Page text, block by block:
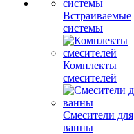
Встраиваемые
системы
Комплекты
смесителей
Смесители для
ванны